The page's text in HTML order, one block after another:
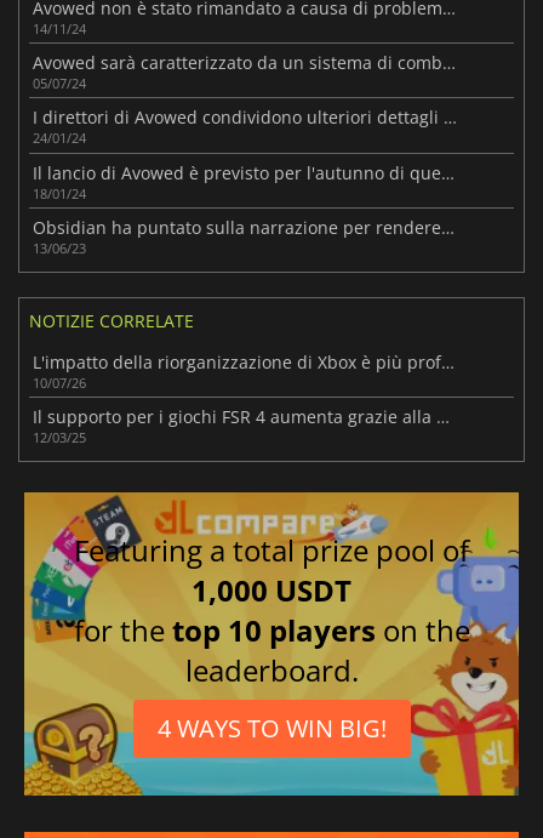
Avowed non è stato rimandato a causa di problemi di sviluppo.
14/11/24
Avowed sarà caratterizzato da un sistema di combattimento migliorato
05/07/24
I direttori di Avowed condividono ulteriori dettagli sul gioco
24/01/24
Il lancio di Avowed è previsto per l'autunno di quest'anno
18/01/24
Obsidian ha puntato sulla narrazione per rendere diverso Avowed
13/06/23
NOTIZIE CORRELATE
L'impatto della riorganizzazione di Xbox è più profondo di quanto sembri
10/07/26
Il supporto per i giochi FSR 4 aumenta grazie alla mod OptiScaler
12/03/25
Featuring a total prize pool of
1,000 USDT
for thetop 10 players on the
leaderboard.
4 WAYS TO WIN BIG!